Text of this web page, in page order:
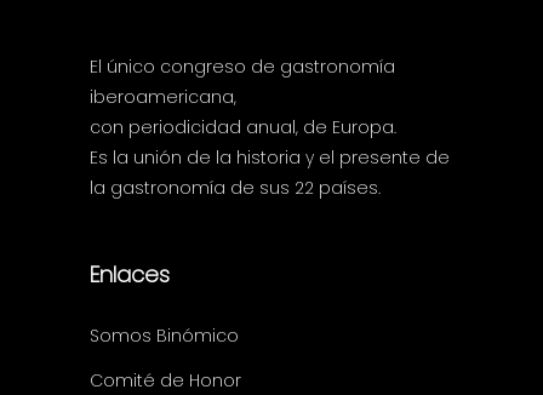
El único congreso de gastronomía
iberoamericana,
con periodicidad anual, de Europa.
Es la unión de la historia y el presente de
la gastronomía de sus 22 países.
Enlaces
Somos Binómico
Comité de Honor